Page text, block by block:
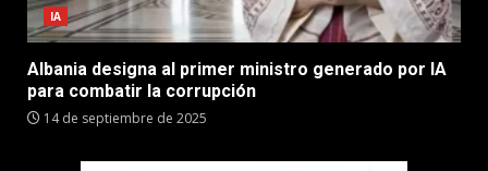
IA
Albania designa al primer ministro generado por IA
para combatir la corrupción
14 de septiembre de 2025